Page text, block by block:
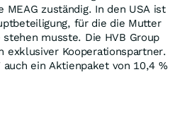
MEAG zuständig. In den USA ist
für die die Mutter
musste. Die HVB Group
exklusiver Kooperationspartner.
auch ein Aktienpaket von 10,4 %